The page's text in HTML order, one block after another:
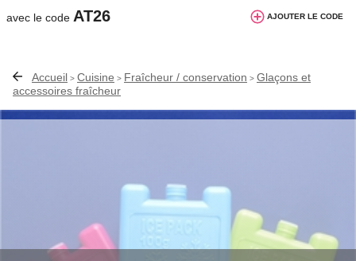
avec le code AT26 AJOUTER LE CODE
Accueil > Cuisine > Fraîcheur / conservation > Glaçons et
accessoires fraîcheur